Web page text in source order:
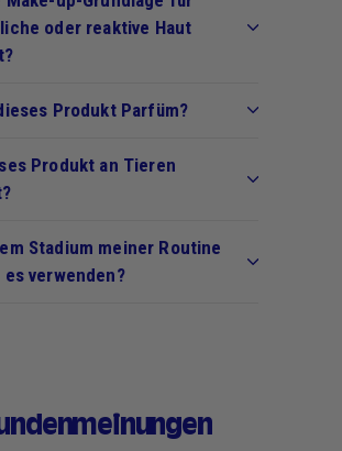
oder reaktive Haut
Produkt Parfüm?
Produkt an Tieren
Stadium meiner Routine
verwenden?